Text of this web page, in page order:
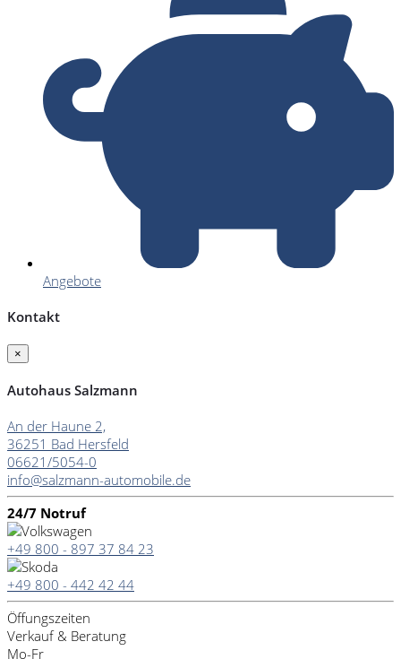
Angebote
Kontakt
×
Autohaus Salzmann
An der Haune 2,
36251 Bad Hersfeld
06621/5054-0
info@salzmann-automobile.de
24/7 Notruf
+49 800 - 897 37 84 23
+49 800 - 442 42 44
Öffungszeiten
Verkauf & Beratung
Mo-Fr